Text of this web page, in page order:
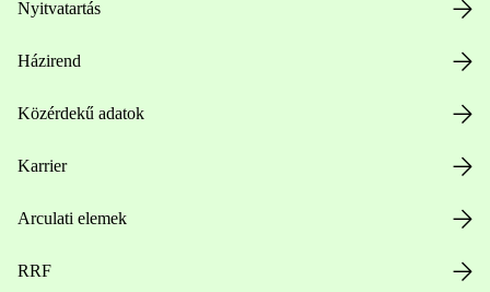
Nyitvatartás
Házirend
Közérdekű adatok
Karrier
Arculati elemek
RRF